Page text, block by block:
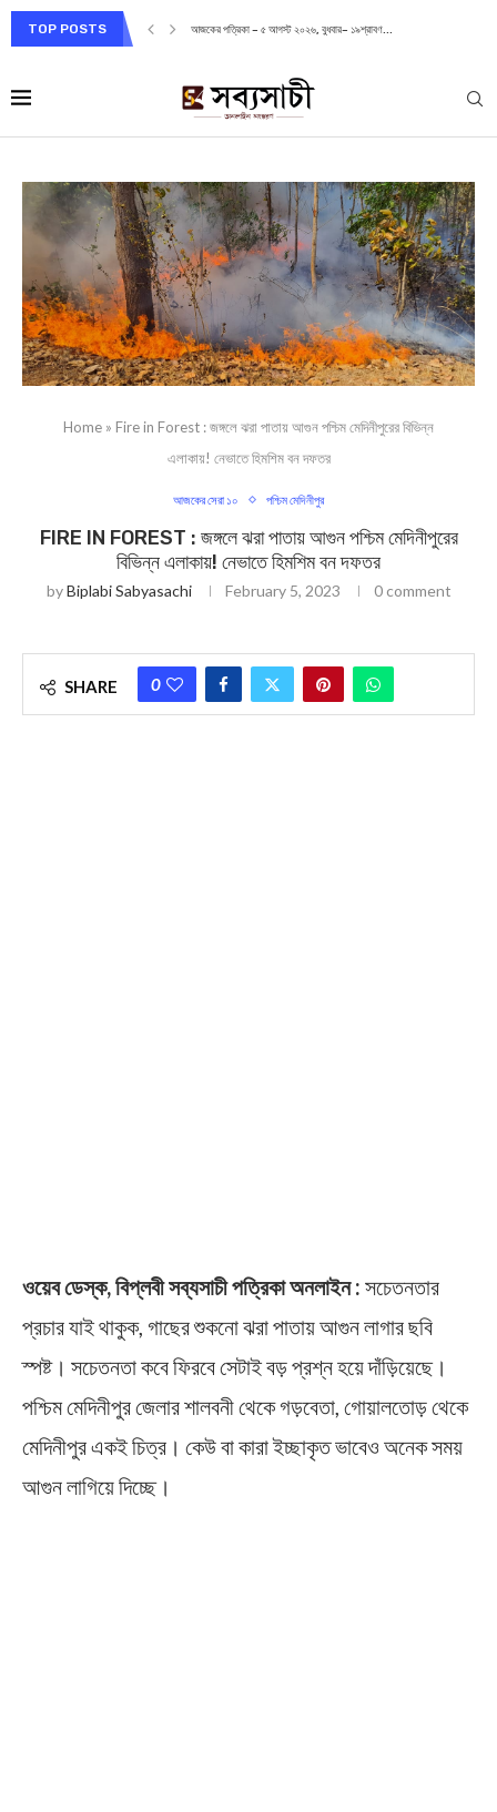
TOP POSTS আজকের পত্রিকা – ৫ আগস্ট ২০২৬, বুধবার– ১৯শ্রাবণ...
Home » Fire in Forest : জঙ্গলে ঝরা পাতায় আগুন পশ্চিম মেদিনীপুরের বিভিন্ন
এলাকায়! নেভাতে হিমশিম বন দফতর
আজকের সেরা ১০ পশ্চিম মেদিনীপুর
FIRE IN FOREST : জঙ্গলে ঝরা পাতায় আগুন পশ্চিম মেদিনীপুরের
বিভিন্ন এলাকায়! নেভাতে হিমশিম বন দফতর
byBiplabi Sabyasachi February 5, 2023 0 comment
SHARE 0
ওয়েব ডেস্ক, বিপ্লবী সব্যসাচী পত্রিকা অনলাইন : সচেতনতার
প্রচার যাই থাকুক, গাছের শুকনো ঝরা পাতায় আগুন লাগার ছবি
স্পষ্ট। সচেতনতা কবে ফিরবে সেটাই বড় প্রশ্ন হয়ে দাঁড়িয়েছে।
পশ্চিম মেদিনীপুর জেলার শালবনী থেকে গড়বেতা, গোয়ালতোড় থেকে
মেদিনীপুর একই চিত্র। কেউ বা কারা ইচ্ছাকৃত ভাবেও অনেক সময়
আগুন লাগিয়ে দিচ্ছে।